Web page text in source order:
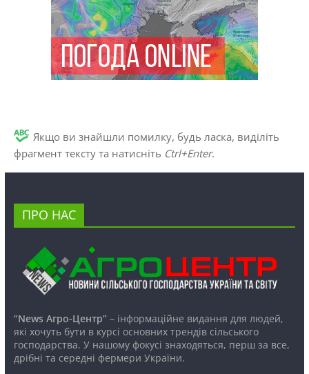
Якщо ви знайшли помилку, будь ласка, виділіть
фрагмент тексту та натисніть Ctrl+Enter.
ПРО НАС
“News Агро-Центр”– інформаційне видання для людей,
які хочуть бути в курсі основних трендів сільського
господарства. У нашому фокусі знаходяться, перш за все,
дрібні та середні фермери України.